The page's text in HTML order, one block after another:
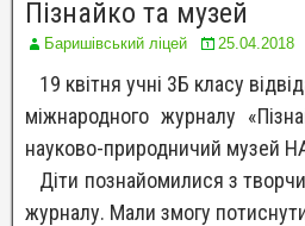
Пізнайко та музей
Баришівський ліцей 25.04.2018
19 квітня учні 3Б класу
міжнародного журналу
науково-природничий музей
Діти познайомилися з
журналу. Мали змогу